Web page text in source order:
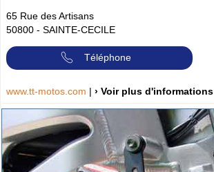
65 Rue des Artisans
50800 - SAINTE-CECILE
Téléphone
www.tt-motos.com | › Voir plus d'informations